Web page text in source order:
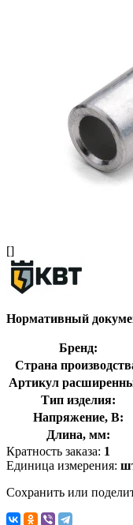
[]
Нормативный
Бренд:
Страна
Артикул
Тип изделия:
Напряжение, В:
Длина, мм:
Кратность заказа: 1
Единица измерения:
Сохранить или